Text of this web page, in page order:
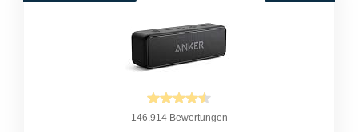
146.914 Bewertungen